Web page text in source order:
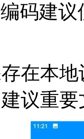
码建
在本
议重